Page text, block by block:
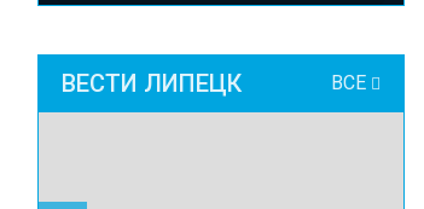
ВЕСТИ ЛИПЕЦК ВСЕ